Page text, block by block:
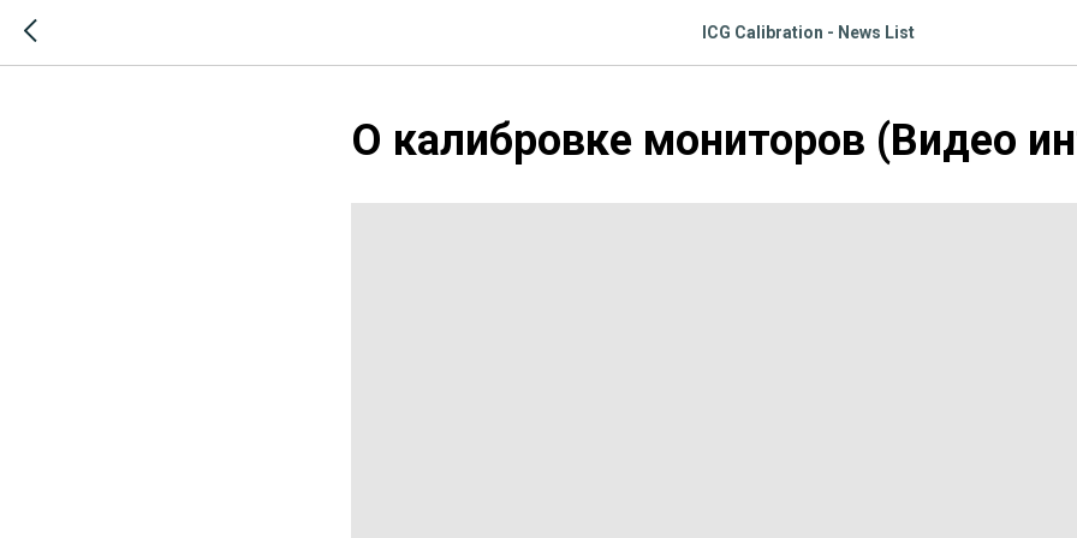
ICG Calibration - News List
О калибровке мониторов (Видео